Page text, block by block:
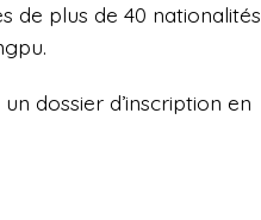
de plus de 40 nationalités,
dossier d’inscription en